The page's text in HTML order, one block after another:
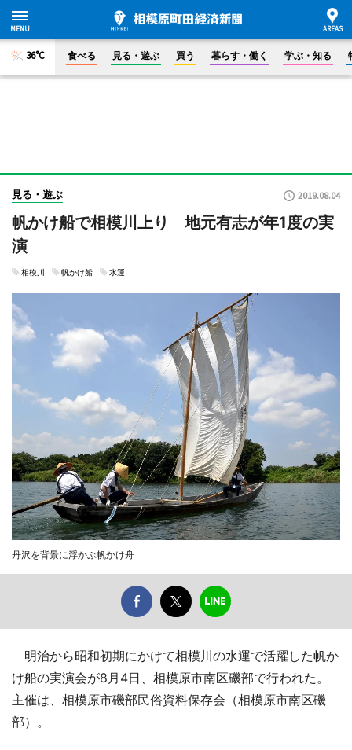
36°C 食べる 見る・遊ぶ 買う 暮らす・働く 学ぶ・知る
見る・遊ぶ 2019.08.04
帆かけ船で相模川上り 地元有志が年1度の実
演
相模川 帆かけ船 水運
丹沢を背景に浮かぶ帆かけ舟
明治から昭和初期にかけて相模川の水運で活躍した帆か
け船の実演会が8月4日、相模原市南区磯部で行われた。
主催は、相模原市磯部民俗資料保存会（相模原市南区磯
部）。